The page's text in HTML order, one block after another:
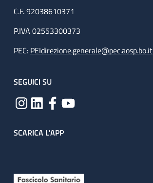
C.F. 92038610371
P.IVA 02553300373
PEC: PEIdirezione.generale@pec.aosp.bo.it
SEGUICI SU
SCARICA L'APP